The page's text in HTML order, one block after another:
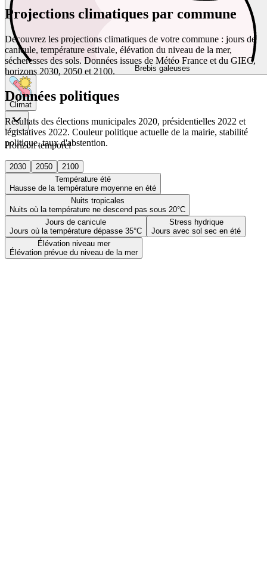
Brebis galeuses
Climat
Horizon temporel
2030 2050
2100
Température été
Hausse de la température moyenne en été
Nuits tropicales
Nuits où la température ne descend pas sous 20°C
Jours de canicule
Jours où la température dépasse 35°C
Stress hydrique
Jours avec sol sec en été
Élévation niveau mer
Élévation prévue du niveau de la mer
Projections climatiques par commune
Découvrez les projections climatiques de votre commune : jours de
canicule, température estivale, élévation du niveau de la mer,
sécheresses des sols. Données issues de Météo France et du GIEC,
horizons 2030, 2050 et 2100.
Données politiques
Résultats des élections municipales 2020, présidentielles 2022 et
législatives 2022. Couleur politique actuelle de la mairie, stabilité
politique, taux d'abstention.